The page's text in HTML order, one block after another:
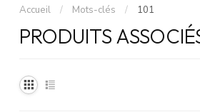
Accueil / Mots-clés / 101
PRODUITS